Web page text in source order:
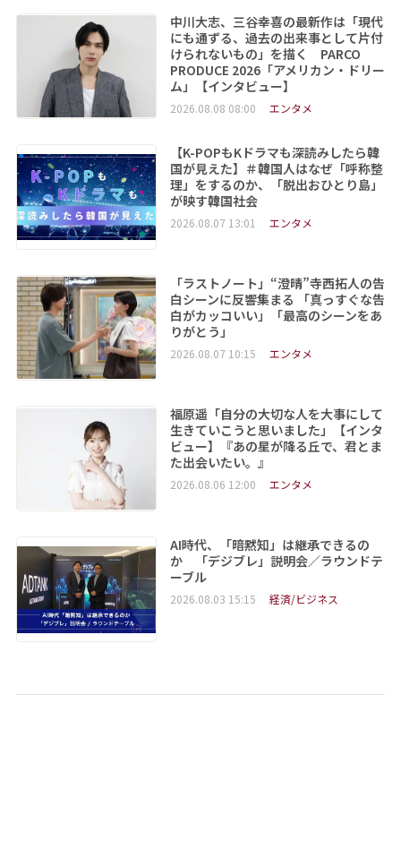
中川大志、三谷幸喜の最新作は「現代
にも通ずる、過去の出来事として片付
けられないもの」を描く PARCO
PRODUCE 2026「アメリカン・ドリー
ム」【インタビュー】
2026.08.08 08:00 エンタメ
【K-POPもKドラマも深読みしたら韓
国が見えた】＃韓国人はなぜ「呼称整
理」をするのか、「脱出おひとり島」
が映す韓国社会
2026.08.07 13:01 エンタメ
「ラストノート」“澄晴”寺西拓人の告
白シーンに反響集まる 「真っすぐな告
白がカッコいい」「最高のシーンをあ
りがとう」
2026.08.07 10:15 エンタメ
福原遥「自分の大切な人を大事にして
生きていこうと思いました」【インタ
ビュー】『あの星が降る丘で、君とま
た出会いたい。』
2026.08.06 12:00 エンタメ
AI時代、「暗黙知」は継承できるの
か 「デジブレ」説明会／ラウンドテ
ーブル
2026.08.03 15:15 経済/ビジネス